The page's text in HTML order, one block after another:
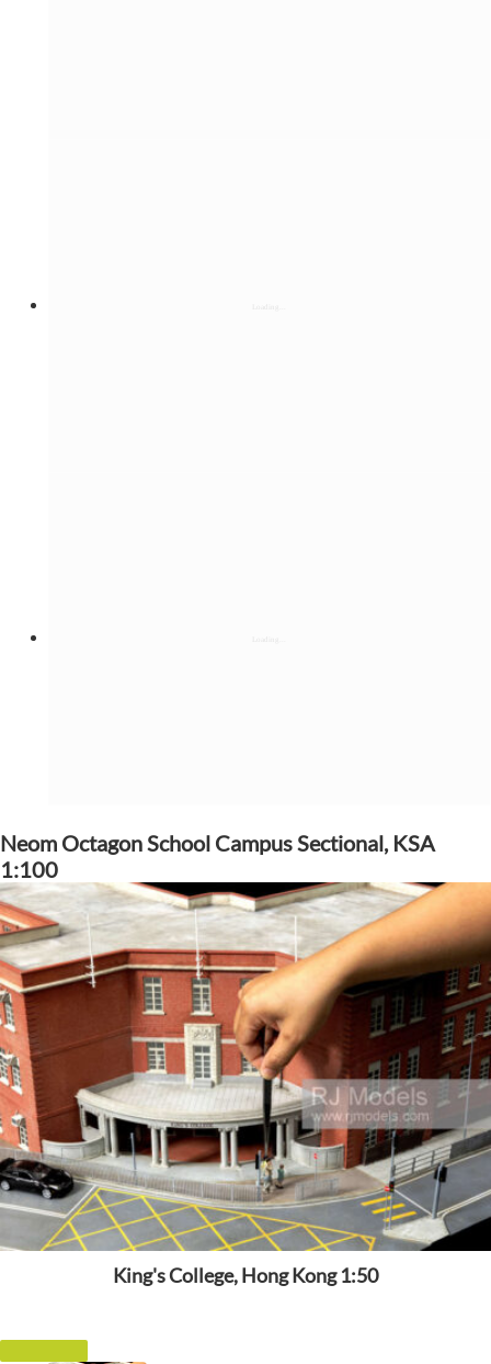
Neom Octagon School Campus Sectional, KSA
1:100
King's College, Hong Kong 1:50